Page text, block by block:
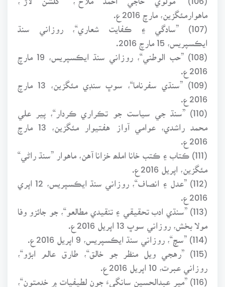
ماهوارمئگزين، مارچ 2016ع.
(107) ”سادگي ۽ ڪفايت شعاري“، روزاني سنڌ
ايڪسپريس، 15 مارچ 2016.
(108) ”حب الوطني“، روزاني سنڌ ايڪسپريس، 19 مارچ
2016ع.
(109) ”سنڌي سفرناما“، سوڀ سنڊي مئگزين، 13 مارچ
2016ع.
(110) ”سنڌ جي سياست جو تڪراري ڪردار“، پير علي
محمد راشدي، عوامي آواز هفتيوار مئگزين، 13 مارچ
2016ع.
(111) ڪتاب ۽ ڪتب خانا املھ خزانا آهن، ماهوار ”سنڌ راڻي“
مئگزين، اپريل 2016ع.
(112) ”عدل ۽ انصاف“، روزاني سنڌ ايڪسپريس، 12 اپري
2016ع.
(113) ”سنڌي ادب تحقيقي ۽ تنقيدي مطالعو“، جو جائزو وفا
مولا بخش، روزاني سوڀ 13 اپريل 2016ع.
(114) ”سچ“، روزاني سنڌ ايڪسپريس، 9 اپريل 2016ع.
(115) ”رهجي ويل منظر جو خالق“، طارق عالم ابڙو“،
روزاني عبرت، 10 اپريل 2016ع.
(116) ”مير عبدالحسين سانگيءَ جون لطيفيات ۾ خدمتون“،